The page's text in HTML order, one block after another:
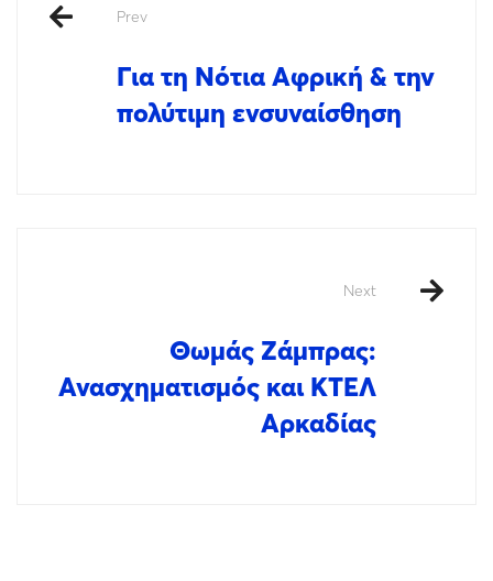
Prev
Για τη Νότια Αφρική & την
πολύτιμη ενσυναίσθηση
Next
Θωμάς Ζάμπρας:
Ανασχηματισμός και ΚΤΕΛ
Αρκαδίας